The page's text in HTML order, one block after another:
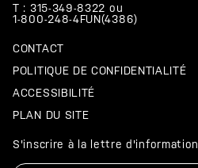
T : 315-349-8322 ou
1-800-248-4FUN(4386)
CONTACT
POLITIQUE DE CONFIDENTIALITÉ
ACCESSIBILITÉ
PLAN DU SITE
S'inscrire à la lettre d'information